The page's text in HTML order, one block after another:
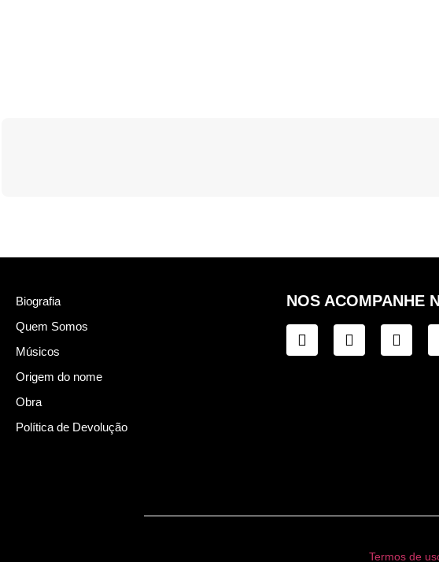
Biografia
Quem Somos
Músicos
Origem do nome
Obra
Política de Devolução
NOS ACOMPANHE
Termos de